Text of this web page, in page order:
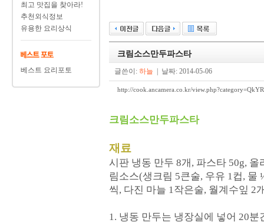
최고 맛집을 찾아라!
추천외식정보
유용한 요리상식
베스트 요리포토
크림소스만두파스타
글쓴이: 하늘 | 날짜: 2014-05-06
http://cook.ancamera.co.kr/
크림소스만두파스타
재료
시판 냉동 만두 8개, 파스타 50g,
림소스(생크림 5큰술, 우유 1컵, 물
씩, 다진 마늘 1작은술, 월계수잎 2
1. 냉동 만두는 냉장실에 넣어 20